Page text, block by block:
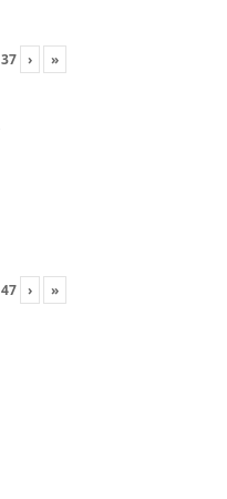
37 › »
47 › »